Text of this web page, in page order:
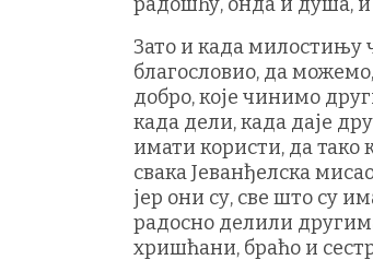
Зато и када милостињу
благословио, да
добро, које чинимо
када дели, када даје
имати користи, да тако
свака Јеванђелска
јер они су, све што су
радосно делили
хришћани, браћо и